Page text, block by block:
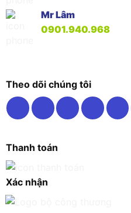
Mr Lâm
0901.940.968
Theo dõi chúng tôi
Thanh toán
Xác nhận